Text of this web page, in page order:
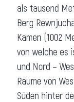
als tausend
Berg
Kamen (1002
von welche es
und Nord –
Räume von
Süden hinter